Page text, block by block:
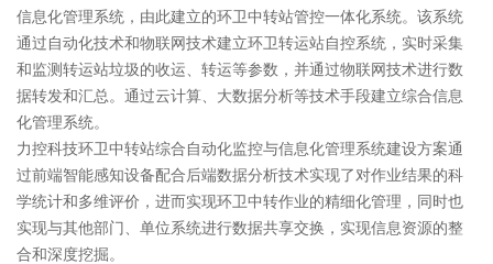
信息化管理系统，由此建立的环卫中转站管控一体化系统。该系统
通过自动化技术和物联网技术建立环卫转运站自控系统，实时采集
和监测转运站垃圾的收运、转运等参数，并通过物联网技术进行数
据转发和汇总。通过云计算、大数据分析等技术手段建立综合信息
化管理系统。
力控科技环卫中转站综合自动化监控与信息化管理系统建设方案通
过前端智能感知设备配合后端数据分析技术实现了对作业结果的科
学统计和多维评价，进而实现环卫中转作业的精细化管理，同时也
实现与其他部门、单位系统进行数据共享交换，实现信息资源的整
合和深度挖掘。